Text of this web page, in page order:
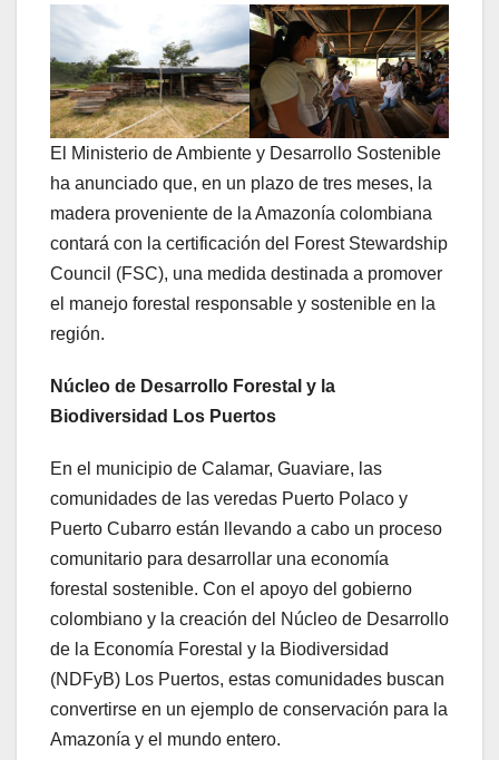
El Ministerio de Ambiente y Desarrollo Sostenible
ha anunciado que, en un plazo de tres meses, la
madera proveniente de la Amazonía colombiana
contará con la certificación del Forest Stewardship
Council (FSC), una medida destinada a promover
el manejo forestal responsable y sostenible en la
región.
Núcleo de Desarrollo Forestal y la
Biodiversidad Los Puertos
En el municipio de Calamar, Guaviare, las
comunidades de las veredas Puerto Polaco y
Puerto Cubarro están llevando a cabo un proceso
comunitario para desarrollar una economía
forestal sostenible. Con el apoyo del gobierno
colombiano y la creación del Núcleo de Desarrollo
de la Economía Forestal y la Biodiversidad
(NDFyB) Los Puertos, estas comunidades buscan
convertirse en un ejemplo de conservación para la
Amazonía y el mundo entero.